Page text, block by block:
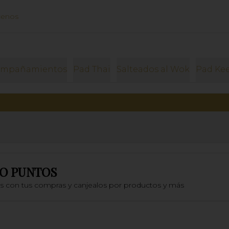
Pad Thai Salteados al Wok Pad
PUNTOS
con tus compras y canjealos por productos y más